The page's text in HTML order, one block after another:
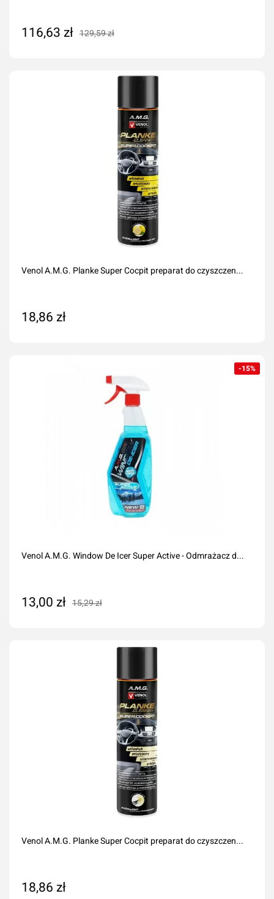
116,63 zł 129,59 zł
Venol A.M.G. Planke Super Cocpit preparat do czyszczen...
18,86 zł
-15%
Venol A.M.G. Window De Icer Super Active - Odmrażacz d...
13,00 zł 15,29 zł
Venol A.M.G. Planke Super Cocpit preparat do czyszczen...
18,86 zł